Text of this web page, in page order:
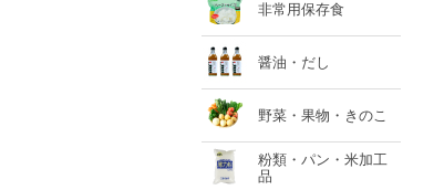
非常用保存食
醤油・だし
野菜・果物・きのこ
粉類・パン・米加工
品